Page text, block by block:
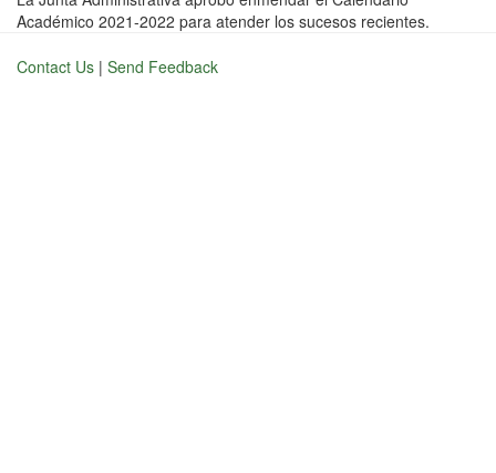
Académico 2021-2022 para atender los sucesos recientes.
Contact Us | Send Feedback